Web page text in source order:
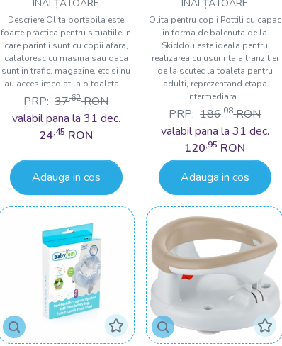
ÎNALȚǍTOARE
Descriere Olita portabila este
foarte practica pentru situatiile in
care parintii sunt cu copii afara,
calatoresc cu masina sau daca
sunt in trafic, magazine, etc si nu
au acces imediat la o toaleta,...
PRP: 37,62 RON
valabil pana la 31 dec.
24,45 RON
Adauga in cos
bloom, Lavanda
ÎNALȚǍTOARE
Olita pentru copii Pottili cu capac
in forma de balenuta de la
Skiddou este ideala pentru
realizarea cu usurinta a tranzitiei
de la scutec la toaleta pentru
adulti, reprezentand etapa
intermediara...
PRP: 186,08 RON
valabil pana la 31 dec.
120,95 RON
Adauga in cos